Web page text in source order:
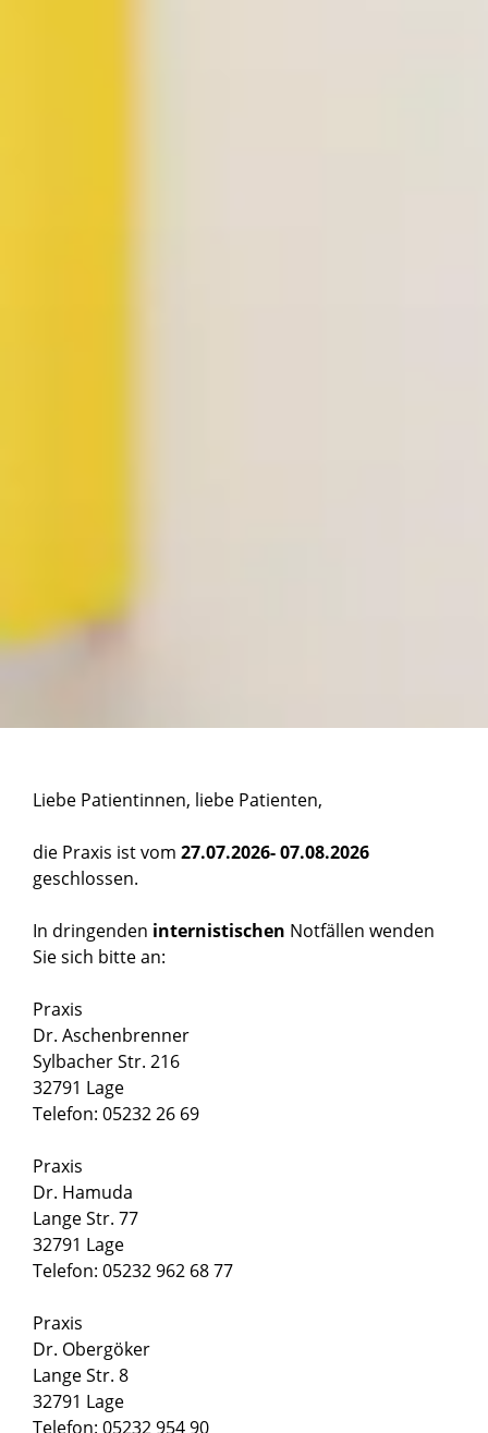
Liebe Patientinnen, liebe Patienten,
die Praxis ist vom 27.07.2026- 07.08.2026
geschlossen.
In dringenden internistischen Notfällen wenden
Sie sich bitte an:
Praxis
Dr. Aschenbrenner
Sylbacher Str. 216
32791 Lage
Telefon: 05232 26 69
Praxis
Dr. Hamuda
Lange Str. 77
32791 Lage
Telefon: 05232 962 68 77
Praxis
Dr. Obergöker
Lange Str. 8
32791 Lage
Telefon: 05232 954 90